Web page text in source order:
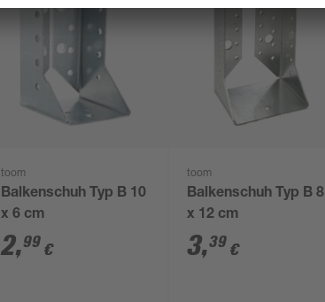
toom
Balkenschuh Typ B 10
x 6 cm
2,99 €
toom
Balkenschuh Typ B 8
x 12 cm
3,39 €